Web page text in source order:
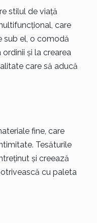
stilul de viață
care
sub el, o comodă
și la crearea
care să aducă
fine, care
Tesăturile
și creează
cu paleta